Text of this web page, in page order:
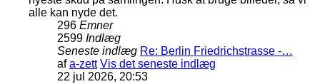
alle kan nyde det.
296 Emner
2599 Indlæg
Seneste indlæg Re: Berlin Friedrichstrasse -…
afa-zett Vis det seneste indlæg
22 jul 2026, 20:53